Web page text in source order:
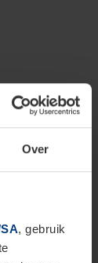
Over
, gebruik